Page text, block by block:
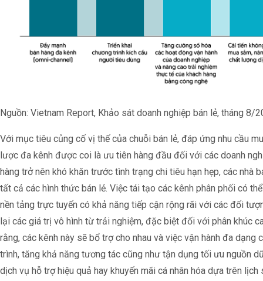
Nguồn: Vietnam Report, Khảo sát doanh nghiệp bán lẻ, tháng 8/
Với mục tiêu củng cố vị thế của chuỗi bán lẻ, đáp ứng nhu cầu
lược đa kênh được coi là ưu tiên hàng đầu đối với các doanh
hàng trở nên khó khăn trước tình trạng chi tiêu hạn hẹp, các nhà
tất cả các hình thức bán lẻ. Việc tái tạo các kênh phân phối có
nền tảng trực tuyến có khả năng tiếp cận rộng rãi với các đối
lại các giá trị vô hình từ trải nghiệm, đặc biệt đối với phân khúc
rằng, các kênh này sẽ bổ trợ cho nhau và việc vận hành đa
trình, tăng khả năng tương tác cũng như tận dụng tối ưu nguồn
dịch vụ hỗ trợ hiệu quả hay khuyến mãi cá nhân hóa dựa trên